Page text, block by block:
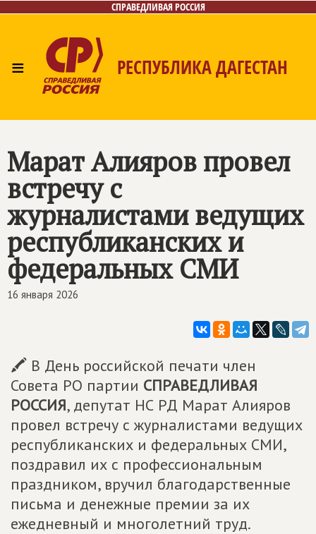
СПРАВЕДЛИВАЯ РОССИЯ
≡ РЕСПУБЛИКА ДАГЕСТАН
Марат Алияров провел
встречу с
журналистами ведущих
республиканских и
федеральных СМИ
16 января 2026
🖍️ В День российской печати член
Совета РО партии СПРАВЕДЛИВАЯ
РОССИЯ, депутат НС РД Марат Алияров
провел встречу с журналистами ведущих
республиканских и федеральных СМИ,
поздравил их с профессиональным
праздником, вручил благодарственные
письма и денежные премии за их
ежедневный и многолетний труд.